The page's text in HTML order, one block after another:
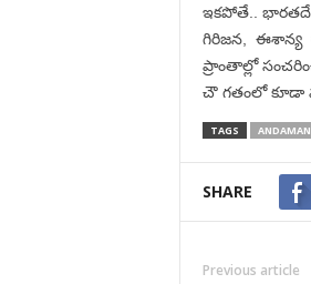
ఇకపోతే..
గిరిజన,
ప్రాంతాల్లో
చౌ గతంలో కూడా
TAGS
SHARE
Previous article